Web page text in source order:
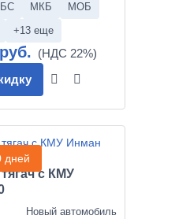
МКБ
МОБ
+13 еще
дней
с КМУ
Новый автомобиль